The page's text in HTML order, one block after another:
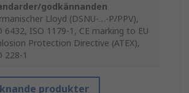
godkännanden
Lloyd (DSNU-…-P/PPV),
6432, ISO 1179-1, CE marking to EU
Protection Directive (ATEX),
228-1
produkter